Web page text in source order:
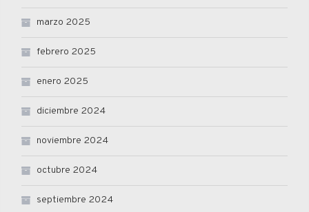
marzo 2025
febrero 2025
enero 2025
diciembre 2024
noviembre 2024
octubre 2024
septiembre 2024